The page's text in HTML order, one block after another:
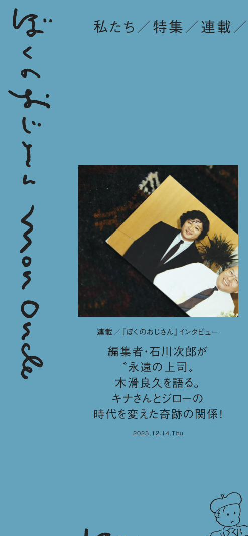
私たち 特集 連載
連載／『ぼくのおじさん』インタビュー
編集者・石川次郎が
〝永遠の上司〟
木滑良久を語る。
キナさんとジローの
時代を変えた奇跡の関係！
2023.12.14.Thu